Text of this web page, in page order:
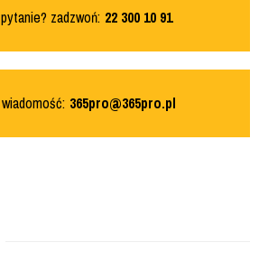
zadzwoń: 22 300 10 91
365pro@365pro.pl